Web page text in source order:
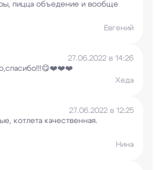
пицца объедение и вообще
Евгений
27.06.2022 в 14:26
Хеда
27.06.2022 в 12:25
котлета качественная.
Нина